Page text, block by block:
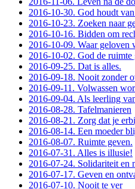
2016-10-30. God houdt
2016-10-23. Zoeken naar
2016-10-16. Bidden om
2016-10-09. Waar geloven
2016-10-02. God de ruimte
2016-09-25. Dat is alles.
2016-09-18. Nooit zonder
2016-09-11. Volwassen
2016-09-04. Als leerling
2016-08-28. Tafelmanieren
2016-08-21. Zorg dat je
2016-08-14. Een moeder
2016-08-07. Ruimte geven.
2016-07-31. Alles is illusie!
2016-07-24. Solidariteit en
2016-07-17. Geven en
2016-07-10. Nooit te ver